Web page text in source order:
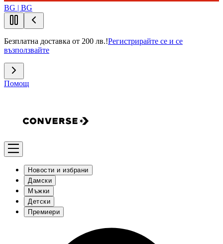
BG | BG
Безплатна доставка от 200 лв.!Регистрирайте се и се
възползвайте
Помощ
Новости и избрани
Дамски
Мъжки
Детски
Премиери